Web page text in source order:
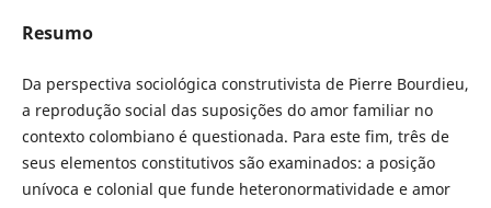
Resumo
Da perspectiva sociológica construtivista de Pierre Bourdieu,
a reprodução social das suposições do amor familiar no
contexto colombiano é questionada. Para este fim, três de
seus elementos constitutivos são examinados: a posição
unívoca e colonial que funde heteronormatividade e amor